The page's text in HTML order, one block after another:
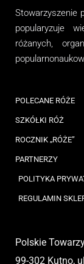
Stowarzyszenie
popularyzuje
różanych,
POLECANE RÓŻE
SZKÓŁKI RÓŻ
ROCZNIK „RÓŻE”
PARTNERZY
POLITYKA
REGULAMIN
Polskie
99-302 Kutno,